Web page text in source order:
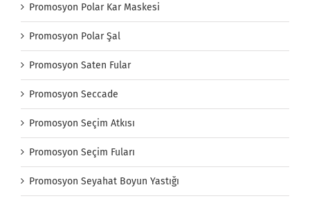
Promosyon Polar Kar Maskesi
Promosyon Polar Şal
Promosyon Saten Fular
Promosyon Seccade
Promosyon Seçim Atkısı
Promosyon Seçim Fuları
Promosyon Seyahat Boyun Yastığı